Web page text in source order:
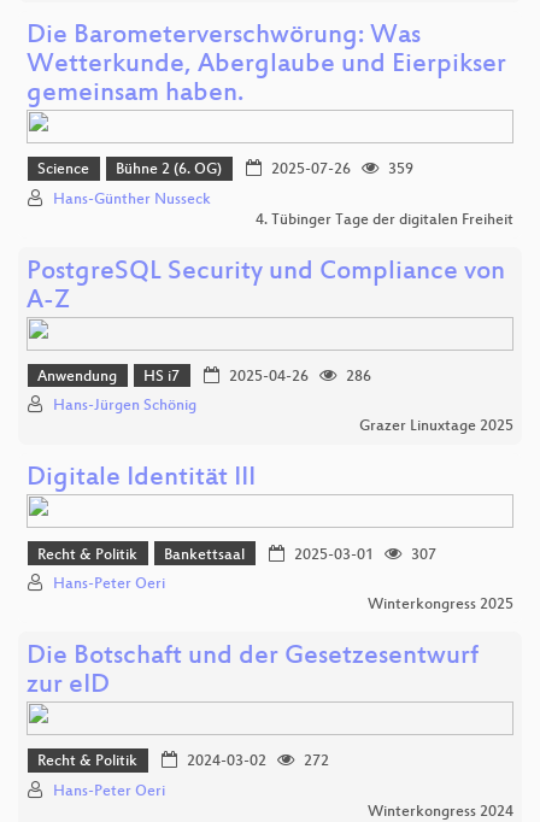
Die Barometerverschwörung: Was
Wetterkunde, Aberglaube und Eierpikser
gemeinsam haben.
Science Bühne 2 (6. OG) 2025-07-26
359
Hans-Günther Nusseck
4. Tübinger Tage der digitalen Freiheit
PostgreSQL Security und Compliance von
A-Z
Anwendung HS i7 2025-04-26
286
Hans-Jürgen Schönig
Grazer Linuxtage 2025
Digitale Identität III
Recht & Politik Bankettsaal 2025-03-01
307
Hans-Peter Oeri
Winterkongress 2025
Die Botschaft und der Gesetzesentwurf
zur eID
Recht & Politik 2024-03-02
272
Hans-Peter Oeri
Winterkongress 2024